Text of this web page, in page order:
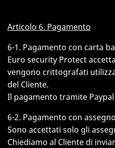
Articolo 6. Pagamento
6-1. Pagamento con carta
Euro security Protect
vengono crittografati
del Cliente.
Il pagamento tramite
6-2. Pagamento con
Sono accettati solo gli
Chiediamo al Cliente di